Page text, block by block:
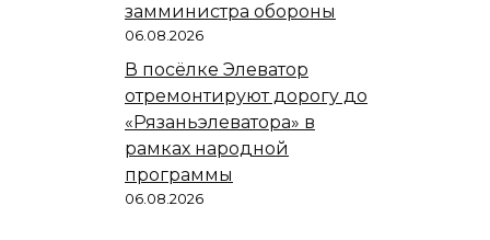
замминистра обороны
06.08.2026
В посёлке Элеватор
отремонтируют дорогу до
«Рязаньэлеватора» в
рамках народной
программы
06.08.2026